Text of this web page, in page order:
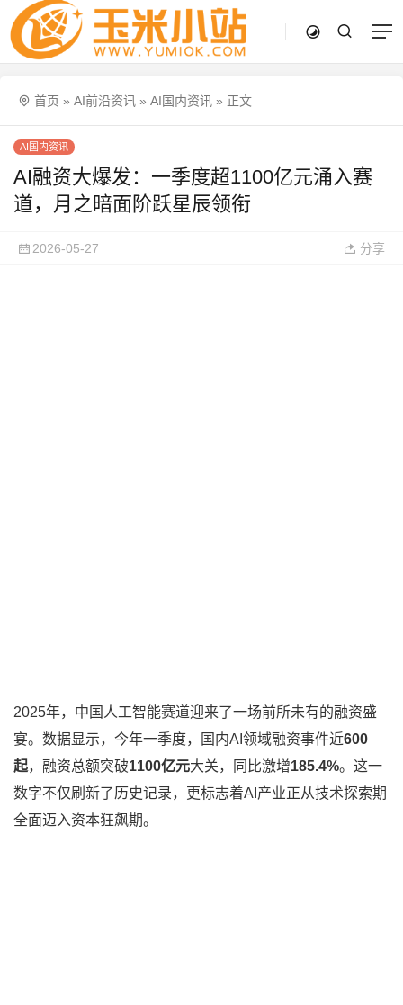
首页 » AI前沿资讯 » AI国内资讯 » 正文
AI国内资讯
AI融资大爆发：一季度超1100亿元涌入赛
道，月之暗面阶跃星辰领衔
2026-05-27 分享
2025年，中国人工智能赛道迎来了一场前所未有的融资盛
宴。数据显示，今年一季度，国内AI领域融资事件近600
起，融资总额突破1100亿元大关，同比激增185.4%。这一
数字不仅刷新了历史记录，更标志着AI产业正从技术探索期
全面迈入资本狂飙期。